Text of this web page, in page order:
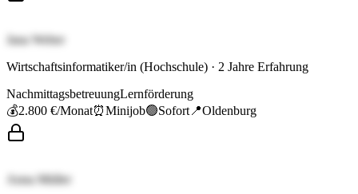
Jana Weber
Wirtschaftsinformatiker/in (Hochschule) · 2 Jahre Erfahrung
NachmittagsbetreuungLernförderung
💰2.800 €/Monat⏰Minijob🟢Sofort 📍Oldenburg
Anna Müller